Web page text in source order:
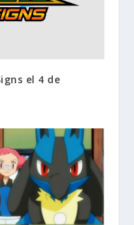
el 4 de